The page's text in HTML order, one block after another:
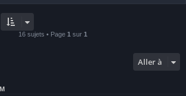
16 sujets • Page 1 sur 1
Aller à